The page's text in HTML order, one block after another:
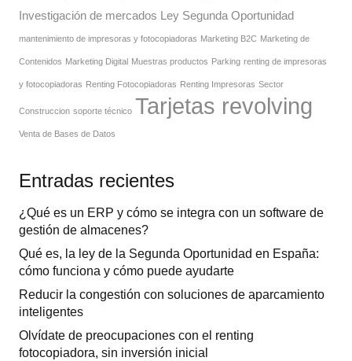
Investigación de mercados Ley Segunda Oportunidad
mantenimiento de impresoras y fotocopiadoras Marketing B2C Marketing de
Contenidos Marketing Digital Muestras productos Parking renting de impresoras
y fotocopiadoras Renting Fotocopiadoras Renting Impresoras Sector
Construccion soporte técnico Tarjetas revolving
Venta de Bases de Datos
Entradas recientes
¿Qué es un ERP y cómo se integra con un software de
gestión de almacenes?
Qué es, la ley de la Segunda Oportunidad en España:
cómo funciona y cómo puede ayudarte
Reducir la congestión con soluciones de aparcamiento
inteligentes
Olvídate de preocupaciones con el renting
fotocopiadora, sin inversión inicial